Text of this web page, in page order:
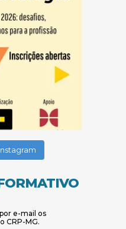
e-mail os
CRP-MG.